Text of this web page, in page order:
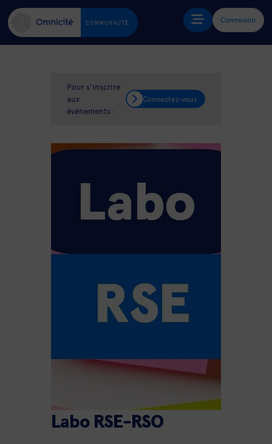
COMMUNAUTÉ Connexion
Pour s'inscrire
aux
événements :
Connectez-vous
Labo RSE-RSO